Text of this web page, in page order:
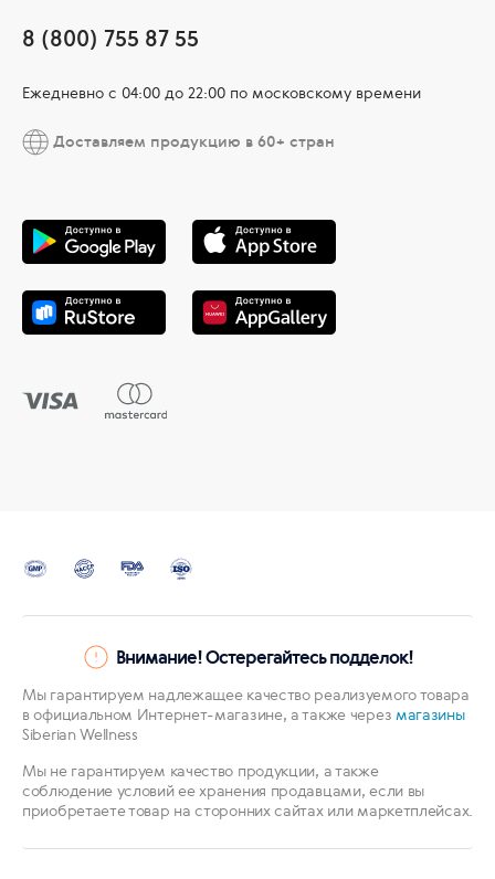
8 (800) 755 87 55
Ежедневно c 04:00 до 22:00 по московскому времени
Доставляем продукцию в 60+ стран
Внимание! Остерегайтесь подделок!
Мы гарантируем надлежащее качество реализуемого товара
в официальном Интернет-магазине, а также через магазины
Siberian Wellness
Мы не гарантируем качество продукции, а также
соблюдение условий ее хранения продавцами, если вы
приобретаете товар на сторонних сайтах или маркетплейсах.